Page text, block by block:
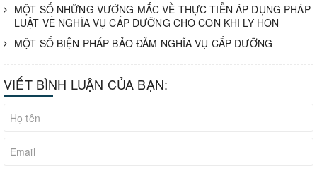
MỘT SỐ NHỮNG VƯỚNG MẮC VỀ THỰC TIỄN ÁP DỤNG PHÁP
LUẬT VỀ NGHĨA VỤ CẤP DƯỠNG CHO CON KHI LY HÔN
MỘT SỐ BIỆN PHÁP BẢO ĐẢM NGHĨA VỤ CẤP DƯỠNG
VIẾT BÌNH LUẬN CỦA BẠN: